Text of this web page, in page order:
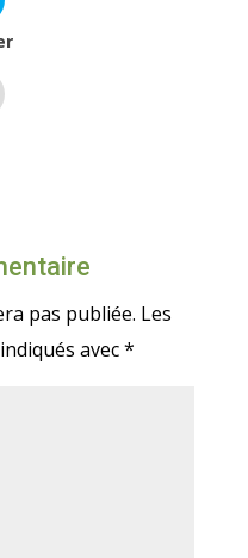
pas publiée. Les
avec*